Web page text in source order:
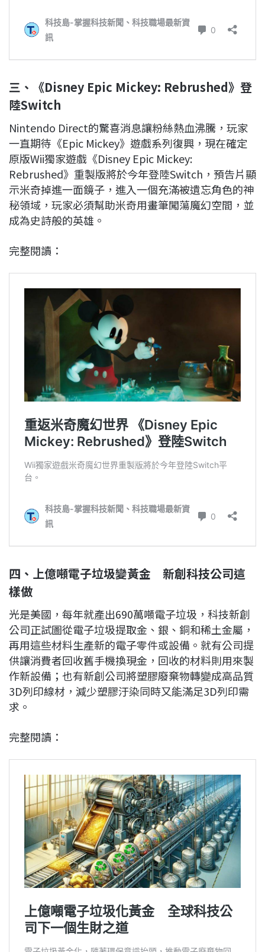
三、《Disney Epic Mickey: Rebrushed》登
陸Switch
Nintendo Direct的驚喜消息讓粉絲熱血沸騰，玩家
一直期待《Epic Mickey》遊戲系列復興，現在確定
原版Wii獨家遊戲《Disney Epic Mickey:
Rebrushed》重製版將於今年登陸Switch，預告片顯
示米奇掉進一面鏡子，進入一個充滿被遺忘角色的神
秘領域，玩家必須幫助米奇用畫筆闖蕩魔幻空間，並
成為史詩般的英雄。
完整閱讀：
四、上億噸電子垃圾變黃金 新創科技公司這
樣做
光是美國，每年就產出690萬噸電子垃圾，科技新創
公司正試圖從電子垃圾提取金、銀、銅和稀土金屬，
再用這些材料生產新的電子零件或設備。就有公司提
供讓消費者回收舊手機換現金，回收的材料則用來製
作新設備；也有新創公司將塑膠廢棄物轉變成高品質
3D列印線材，減少塑膠汙染同時又能滿足3D列印需
求。
完整閱讀：